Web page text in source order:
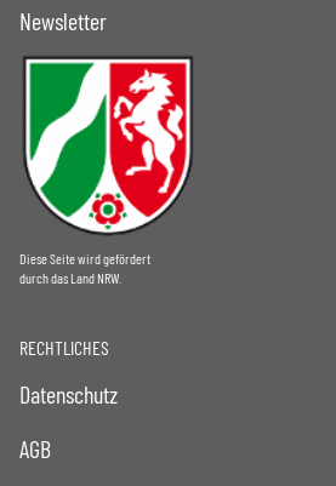
Newsletter
Diese Seite wird gefördert
durch das Land NRW.
RECHTLICHES
Datenschutz
AGB